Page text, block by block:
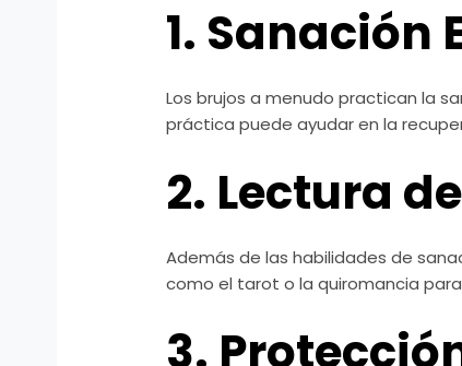
1. Sanación
Los brujos a menudo practican la
práctica puede ayudar en la
2. Lectura
Además de las habilidades de
como el tarot o la quiromancia
3.